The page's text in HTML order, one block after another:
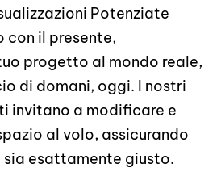
Potenziate
con il presente,
progetto al mondo reale,
di domani, oggi. I nostri
invitano a modificare e
al volo, assicurando
sia esattamente giusto.